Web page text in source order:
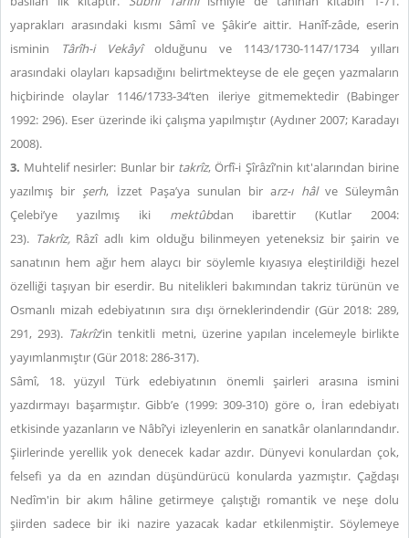
yaprakları arasındaki kısmı Sâmî ve Şâkir’e aittir. Hanîf-zâde, eserin
isminin
Târîh-i Vekâyîolduğunu ve 1143/1730-1147/1734 yılları
arasındaki olayları kapsadığını belirtmekteyse de ele geçen yazmaların
hiçbirinde olaylar 1146/1733-34’ten ileriye gitmemektedir (Babinger
1992: 296). Eser üzerinde iki çalışma yapılmıştır (Aydıner 2007; Karadayı
2008).
3. Muhtelif nesirler: Bunlar bir takrîz, Örfî-i Şîrâzî’nin kıt'alarından birine
yazılmış bir şerh, İzzet Paşa’ya sunulan bir arz-ı hâl ve Süleymân
Çelebi’ye yazılmış ikimektûbdan ibarettir (Kutlar 2004:
23). Takrîz, Râzîadlı kim olduğu bilinmeyen yeteneksiz bir şairin ve
sanatının hem ağır hem alaycı bir söylemle kıyasıya eleştirildiği hezel
özelliği taşıyan bir eserdir. Bu nitelikleri bakımından takriz türünün ve
Osmanlı mizah edebiyatının sıra dışı örneklerindendir (Gür 2018: 289,
291, 293). Takrîz’in tenkitli metni, üzerine yapılan incelemeyle birlikte
yayımlanmıştır (Gür 2018: 286-317).
Sâmî,
18. yüzyıl Türk edebiyatının önemli şairleri arasına ismini
yazdırmayı başarmıştır. Gibb’e (1999: 309-310) göre o, İran edebiyatı
etkisinde yazanların ve Nâbî’yi izleyenlerin en sanatkâr olanlarındandır.
Şiirlerinde yerellik yok denecek kadar azdır. Dünyevi konulardan çok,
felsefi ya da en azından düşündürücü konularda yazmıştır. Çağdaşı
Nedîm'in bir akım hâline getirmeye çalıştığı romantik ve neşe dolu
şiirden sadece bir iki nazire yazacak kadar etkilenmiştir. Söylemeye